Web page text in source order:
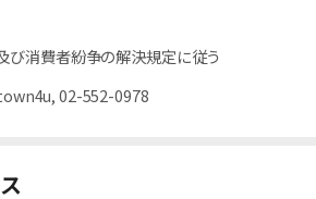
び消費者紛争の解決規定に従う
02-552-0978